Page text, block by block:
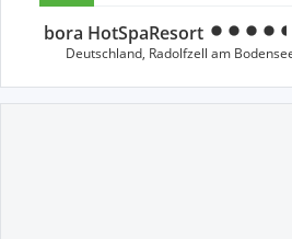
bora HotSpaResort
Deutschland, Radolfzell am